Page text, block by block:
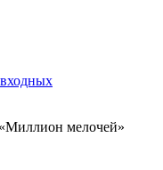
мелочей»